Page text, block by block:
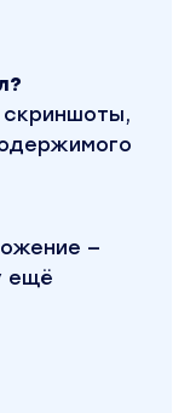
актуальные
сейчас
—
ещё